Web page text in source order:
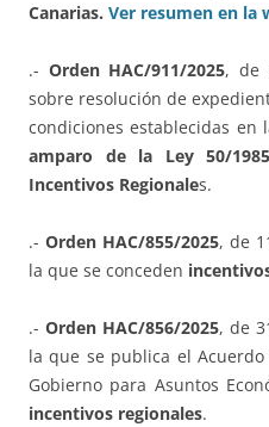
Canarias. Ver resumen en la
.- Orden HAC/911/2025, de
sobre resolución de
condiciones establecidas en
amparo de la Ley 50/
Incentivos Regionales.
.-Orden HAC/855/2025, de
la que se conceden
.-Orden HAC/856/2025, de
la que se publica el
Gobierno para Asuntos
incentivos regionales.